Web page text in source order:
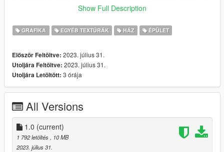
All the best, Michael : o )
Show Full Description
GRAFIKA EGYÉB TEXTÚRÁK HÁZ ÉPÜLET
Először Feltöltve: 2023. július 31.
Utoljára Feltöltve: 2023. július 31.
Utoljára Letöltött: 3 órája
All Versions
1.0 (current)
1 792 letöltés
, 10 MB
2023. július 31.